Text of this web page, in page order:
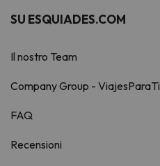
SU ESQUIADES.COM
Il nostro Team
Company Group - ViajesParaTi
FAQ
Recensioni